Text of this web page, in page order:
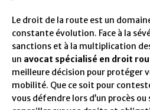
Le droit de la route est un
constante évolution. Face à la
sanctions et à la multiplication
un avocat spécialisé en droit
meilleure décision pour protéger
mobilité. Que ce soit pour
vous défendre lors d’un procès